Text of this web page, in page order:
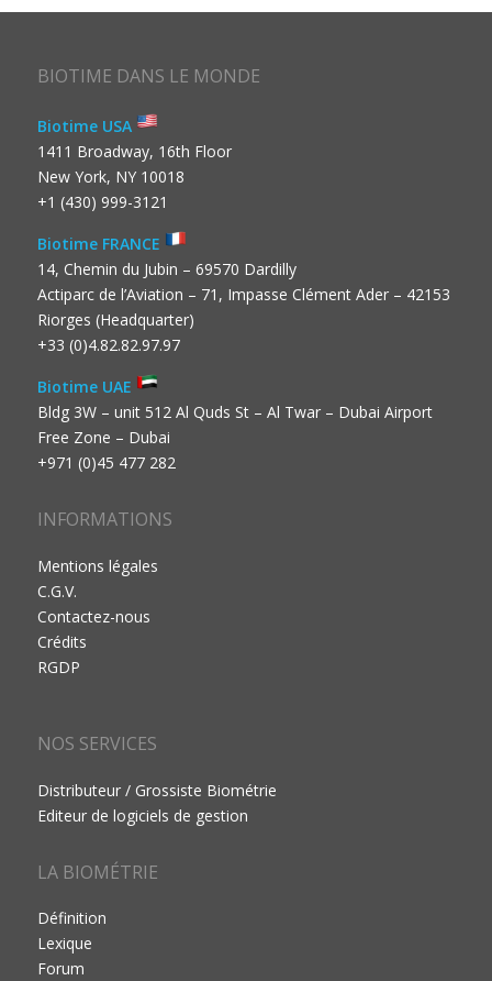
BIOTIME DANS LE MONDE
Biotime USA
1411 Broadway, 16th Floor
New York, NY 10018
+1 (430) 999-3121
Biotime FRANCE
14, Chemin du Jubin – 69570 Dardilly
Actiparc de l’Aviation – 71, Impasse Clément Ader – 42153
Riorges (Headquarter)
+33 (0)4.82.82.97.97
Biotime UAE
Bldg 3W – unit 512 Al Quds St – Al Twar – Dubai Airport
Free Zone – Dubai
+971 (0)45 477 282
INFORMATIONS
Mentions légales
C.G.V.
Contactez-nous
Crédits
RGDP
NOS SERVICES
Distributeur / Grossiste Biométrie
Editeur de logiciels de gestion
LA BIOMÉTRIE
Définition
Lexique
Forum